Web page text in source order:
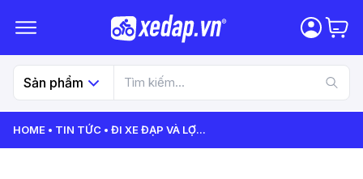
Sản phẩm
HOME TIN TỨC ĐI XE ĐẠP VÀ LỢ...